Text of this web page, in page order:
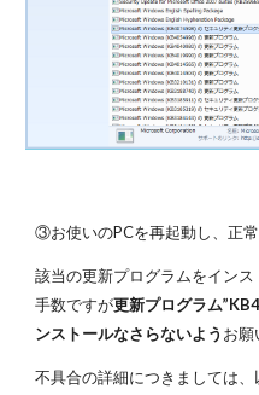
③お使いのPCを再起動し、正
該当の更新プログラムをイン
手数ですが更新プログラム
ンストールなさらないよう お願
不具合の詳細につきましては